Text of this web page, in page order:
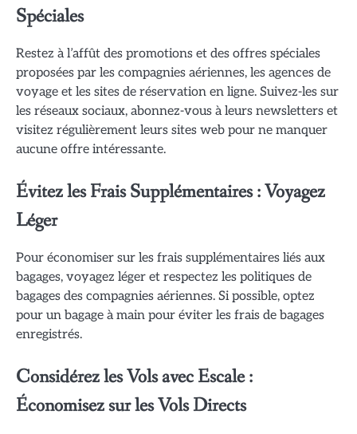
Spéciales
Restez à l’affût des promotions et des offres spéciales
proposées par les compagnies aériennes, les agences de
voyage et les sites de réservation en ligne. Suivez-les sur
les réseaux sociaux, abonnez-vous à leurs newsletters et
visitez régulièrement leurs sites web pour ne manquer
aucune offre intéressante.
Évitez les Frais Supplémentaires : Voyagez
Léger
Pour économiser sur les frais supplémentaires liés aux
bagages, voyagez léger et respectez les politiques de
bagages des compagnies aériennes. Si possible, optez
pour un bagage à main pour éviter les frais de bagages
enregistrés.
Considérez les Vols avec Escale :
Économisez sur les Vols Directs